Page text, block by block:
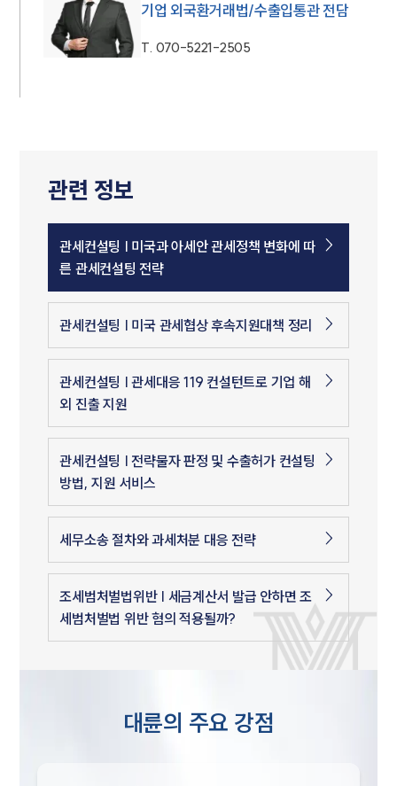
기업 외국환거래법/수출입통관 전담
T. 070-5221-2505
관련 정보
관세컨설팅 | 미국과 아세안 관세정책 변화에 따
른 관세컨설팅 전략
관세컨설팅 | 미국 관세협상 후속지원대책 정리
관세컨설팅 | 관세대응 119 컨설턴트로 기업 해
외 진출 지원
관세컨설팅 | 전략물자 판정 및 수출허가 컨설팅
방법, 지원 서비스
세무소송 절차와 과세처분 대응 전략
조세범처벌법위반 | 세금계산서 발급 안하면 조
세범처벌법 위반 혐의 적용될까?
대륜의 주요 강점